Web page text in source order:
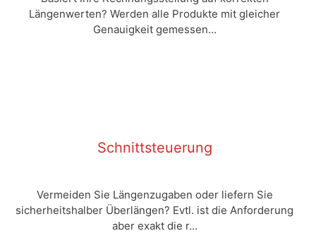
Längenwerten? Werden alle Produkte mit gleicher
Genauigkeit gemessen...
Schnittsteuerung
Vermeiden Sie Längenzugaben oder liefern Sie
sicherheitshalber Überlängen? Evtl. ist die Anforderung
aber exakt die r...